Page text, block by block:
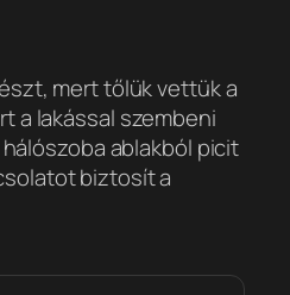
mert tőlük vettük a
a lakással szembeni
ablakból picit
biztosít a